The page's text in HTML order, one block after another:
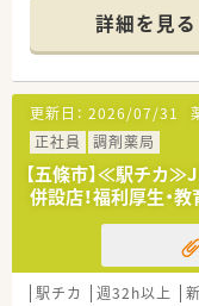
投薬口は1か所
■患者様に調剤
お買い物をしな
ることができま
■調剤監査シス
る環境です。
■ラウンダー勤
急なお休みに
＜業務内容＞
■近隣にある内
■処方箋枚数は
■外来患者様の
詳細を見る
更新日： 2026/07/31
正社員
調剤薬局
【五條市】≪駅チカ
併設店！福利厚生・
駅チカ 週32h以上